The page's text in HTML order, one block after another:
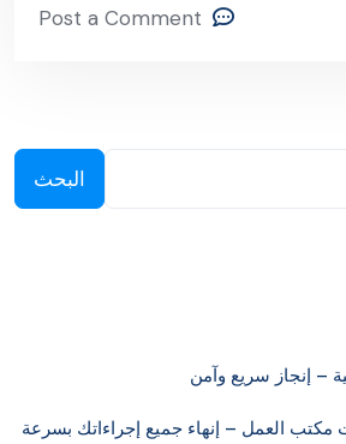
Post a Comment
البحث
– إنجاز سريع وآمن
العمل – إنهاء جميع إجراءاتك بسرعة